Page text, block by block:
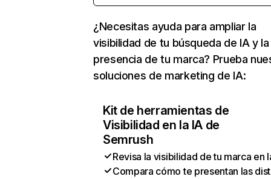
¿Necesitas ayuda para ampliar la
visibilidad de tu búsqueda de IA y la
presencia de tu marca? Prueba
soluciones de marketing de IA:
Kit de herramientas de
Visibilidad en la IA de
Semrush
Revisa la visibilidad de tu marca en
Compara cómo te presentan las